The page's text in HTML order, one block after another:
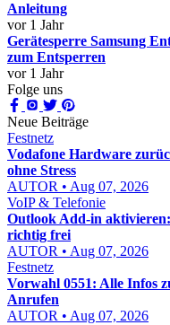
Anleitung
vor 1 Jahr
Gerätesperre Samsung
zum Entsperren
vor 1 Jahr
Folge uns
Neue Beiträge
Festnetz
Vodafone Hardware
ohne Stress
AUTOR • Aug 07, 2026
VoIP & Telefonie
Outlook Add-in
richtig frei
AUTOR • Aug 07, 2026
Festnetz
Vorwahl 0551: Alle Infos
Anrufen
AUTOR • Aug 07, 2026